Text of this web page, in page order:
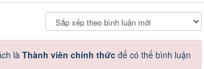
là Thành viên chính thức để có thể bình luận